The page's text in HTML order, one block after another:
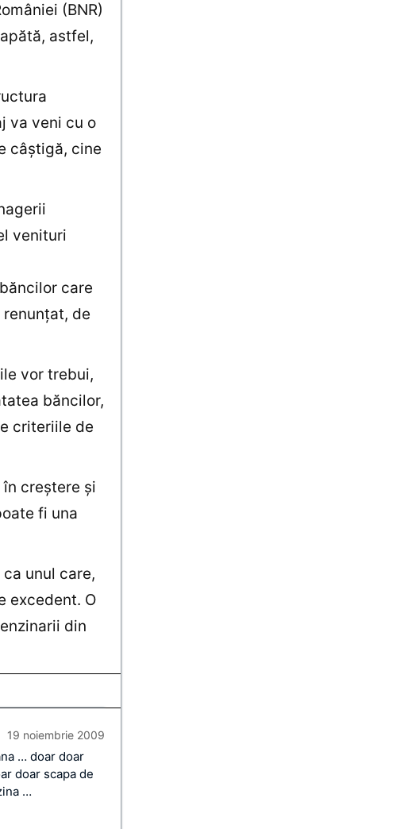
(BNR)
astfel,
va veni cu o
câştigă, cine
venituri
care
renunţat, de
vor trebui,
băncilor,
criteriile de
creştere şi
fi una
unul care,
excedent. O
din
19 noiembrie 2009
… doar doar
doar scapa de
…